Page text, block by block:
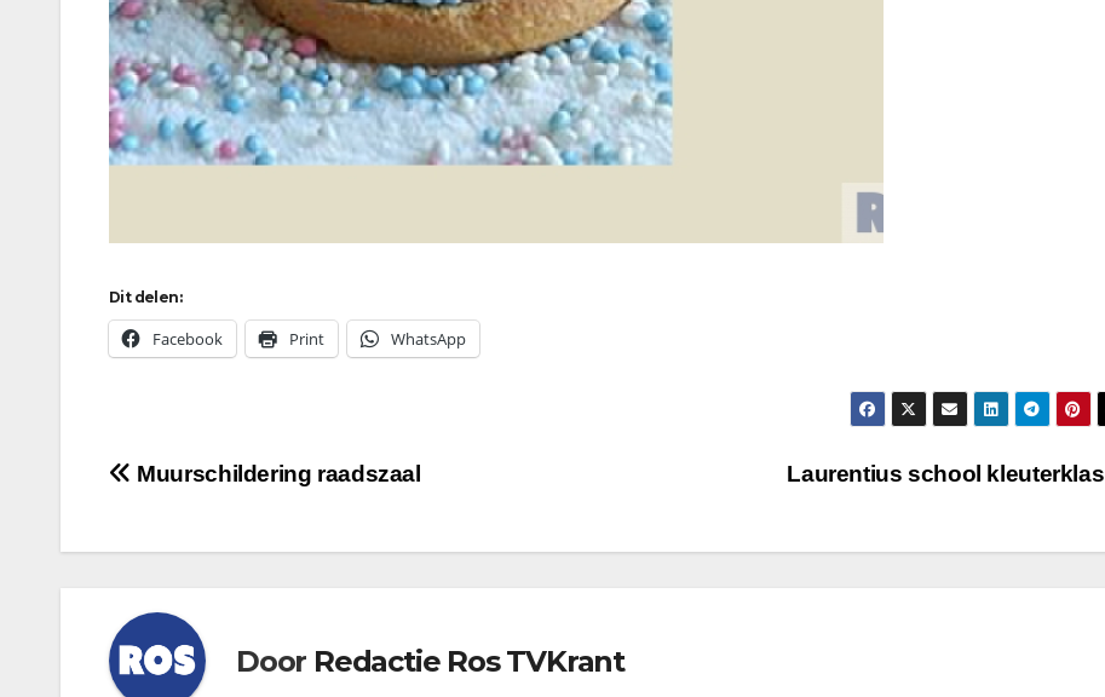
Dit delen:
Facebook Print WhatsApp
Bericht
Laurentius school kleuterklas
Muurschildering raadszaal
Door Redactie Ros TVKrant